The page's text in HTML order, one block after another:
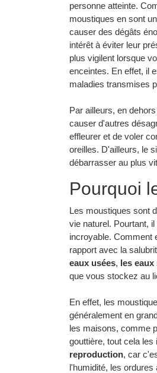
personne atteinte.
moustiques en sont
causer des dégâts
intérêt à éviter leur
plus vigilent lorsque
enceintes. En effet, il
maladies transmises
Par ailleurs, en
causer d'autres
effleurer et de voler
oreilles. D'ailleurs, le
débarrasser au plus
Pourquoi
Les moustiques sont
vie naturel. Pourtant,
incroyable. Comment
rapport avec la
eaux usées, les
que vous stockez au
En effet, les
généralement en
les maisons, comme
gouttière, tout cela
reproduction, car
l'humidité, les